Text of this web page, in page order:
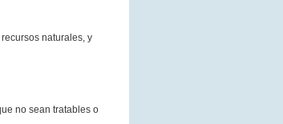
naturales, y
no sean tratables o